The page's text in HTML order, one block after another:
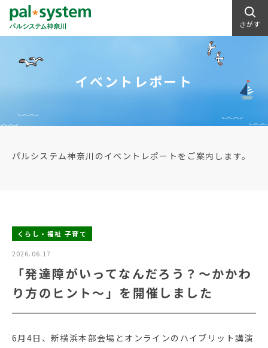
さがす
イベントレポート
パルシステム神奈川のイベントレポートをご案内します。
くらし・福祉 子育て
2026.06.17
「発達障がいってなんだろう？～かかわ
り方のヒント～」を開催しました
6月4日、新横浜本部会場とオンラインのハイブリット講演